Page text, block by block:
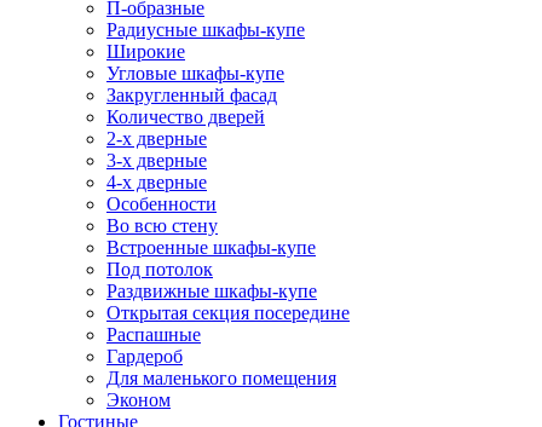
П-образные
Радиусные шкафы-купе
Широкие
Угловые шкафы-купе
Закругленный фасад
Количество дверей
2-х дверные
3-х дверные
4-х дверные
Особенности
Во всю стену
Встроенные шкафы-купе
Под потолок
Раздвижные шкафы-купе
Открытая секция посередине
Распашные
Гардероб
Для маленького помещения
Эконом
Гостиные